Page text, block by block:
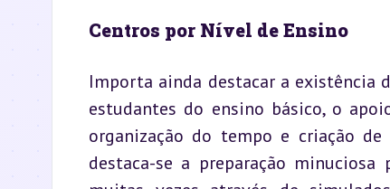
Centros por Nível de Ensino
Importa ainda destacar a existência
estudantes do ensino básico, o
organização do tempo e criação
destaca-se a preparação